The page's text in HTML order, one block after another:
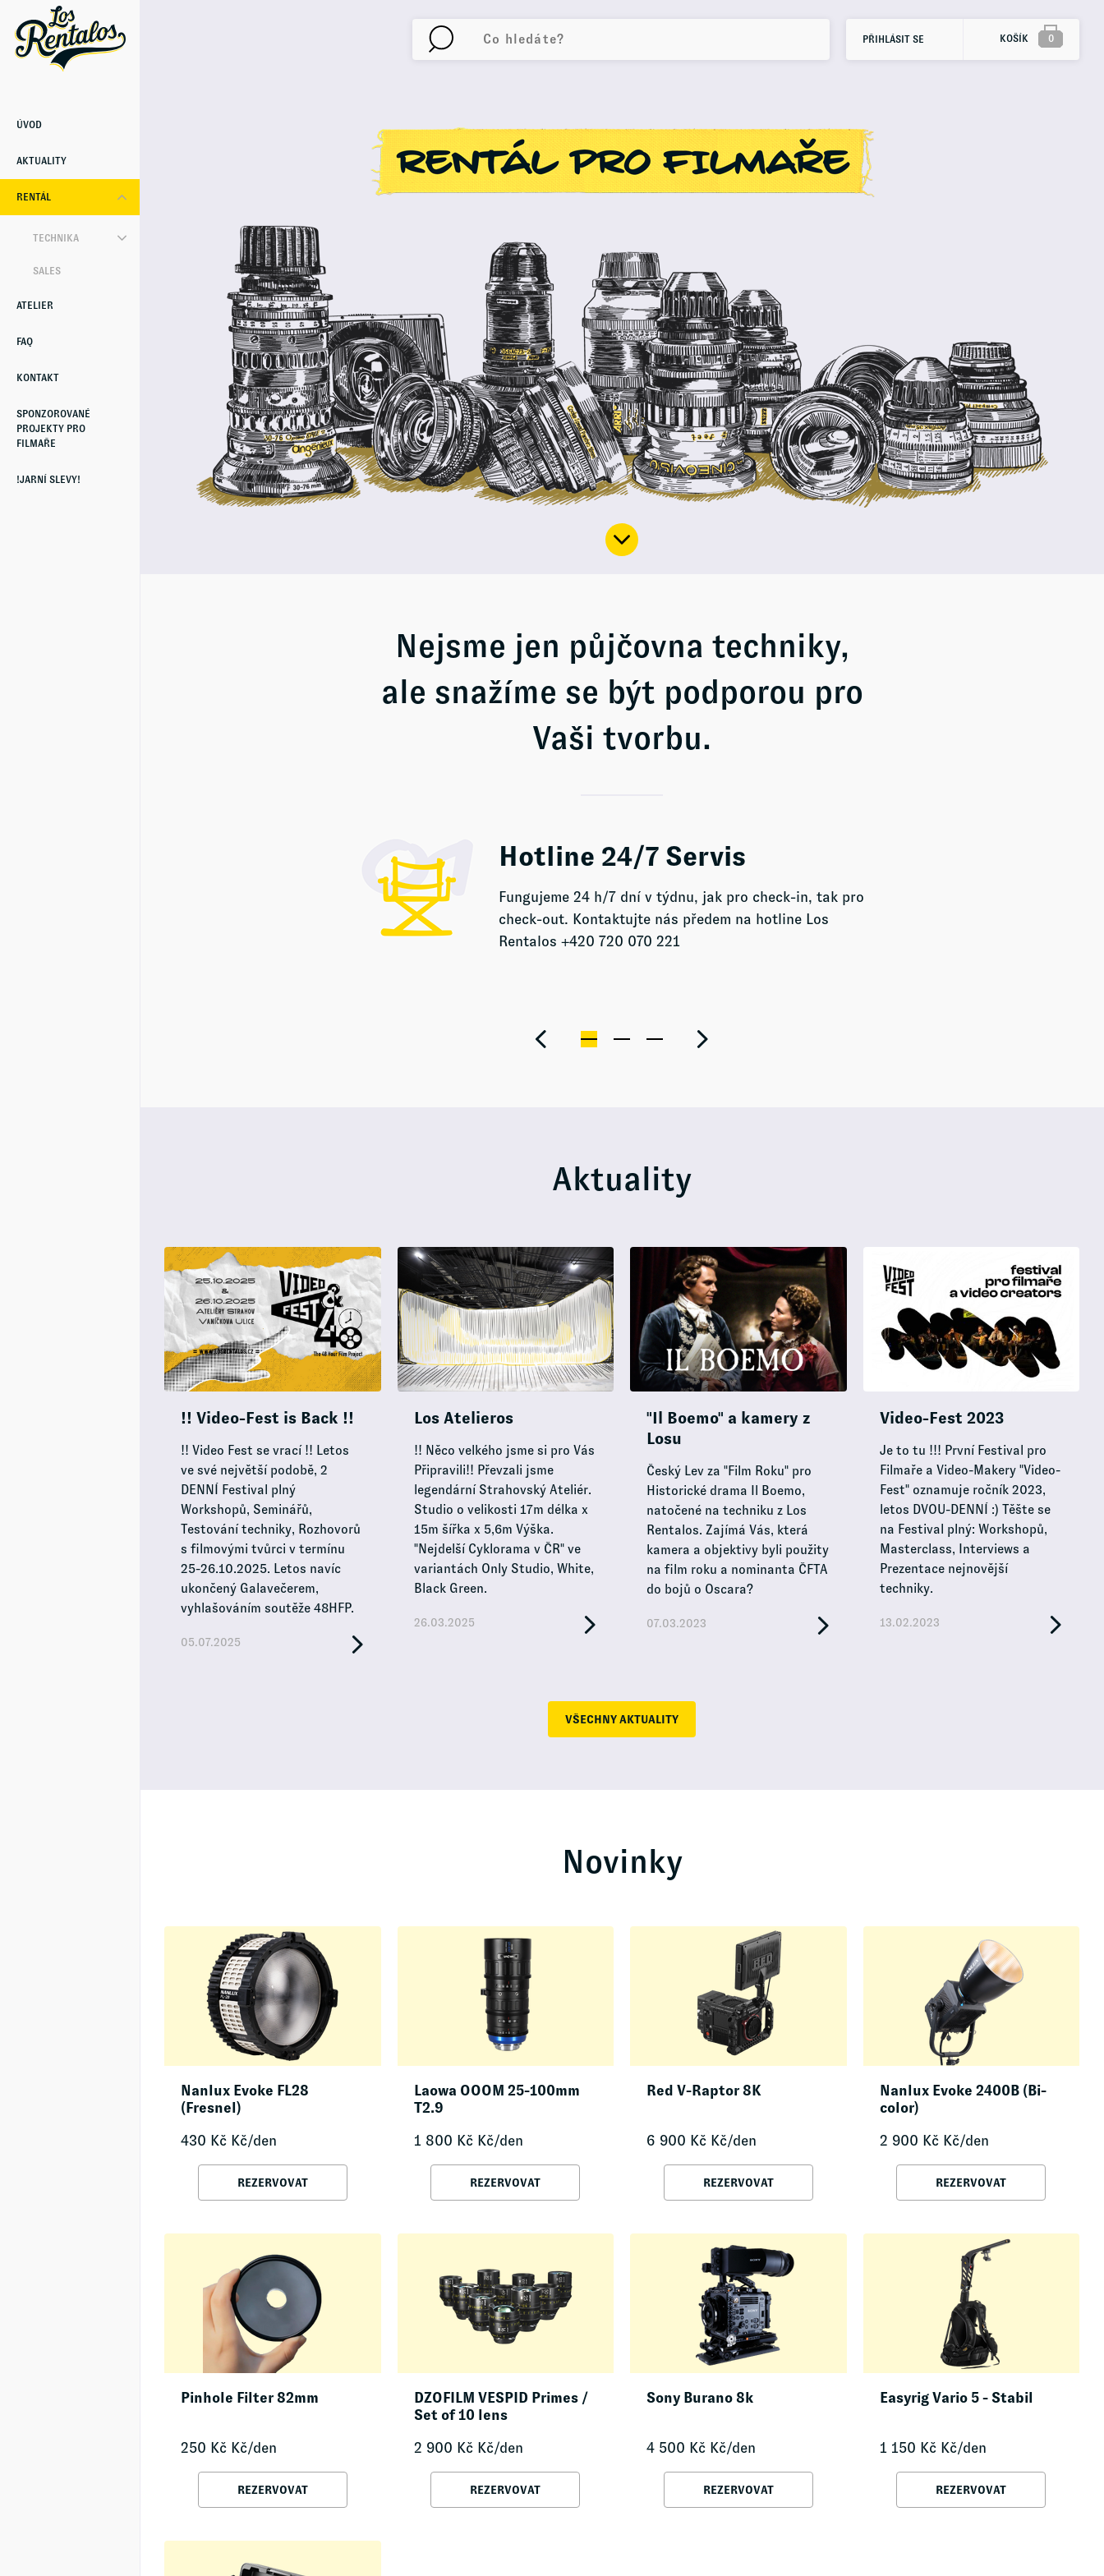
ÚVOD
AKTUALITY
RENTÁL
TECHNIKA
SALES
ATELIER
FAQ
KONTAKT
SPONZOROVANÉ
PROJEKTY PRO
FILMAŘE
!JARNÍ SLEVY!
PŘIHLÁSIT SE KOŠÍK 0
Nejsme jen půjčovna techniky,
ale snažíme se být podporou pro
Vaši tvorbu.
Hotline 24/7 Servis
Fungujeme 24 h/7 dní v týdnu, jak pro check-in, tak pro
check-out. Kontaktujte nás předem na hotline Los
Rentalos +420 720 070 221
Aktuality
!! Video-Fest is Back !!
!! Video Fest se vrací !! Letos
ve své největší podobě, 2
DENNÍ Festival plný
Workshopů, Seminářů,
Testování techniky, Rozhovorů
s filmovými tvůrci v termínu
25-26.10.2025. Letos navíc
ukončený Galavečerem,
vyhlašováním soutěže 48HFP.
05.07.2025
Los Atelieros
!! Něco velkého jsme si pro Vás
Připravili!! Převzali jsme
legendární Strahovský Ateliér.
Studio o velikosti 17m délka x
15m šířka x 5,6m Výška.
"Nejdelší Cyklorama v ČR" ve
variantách Only Studio, White,
Black Green.
26.03.2025
"Il Boemo" a kamery z
Losu
Český Lev za "Film Roku" pro
Historické drama Il Boemo,
natočené na techniku z Los
Rentalos. Zajímá Vás, která
kamera a objektivy byli použity
na film roku a nominanta ČFTA
do bojů o Oscara?
07.03.2023
Video-Fest 2023
Je to tu !!! První Festival pro
Filmaře a Video-Makery "Video-
Fest" oznamuje ročník 2023,
letos DVOU-DENNÍ :) Těšte se
na Festival plný: Workshopů,
Masterclass, Interviews a
Prezentace nejnovější
techniky.
13.02.2023
VŠECHNY AKTUALITY
Novinky
Nanlux Evoke FL28
(Fresnel)
430 Kč Kč/den
REZERVOVAT
Laowa OOOM 25-100mm
T2.9
1 800 KčKč/den
REZERVOVAT
Red V-Raptor 8K
6 900 Kč Kč/den
REZERVOVAT
Nanlux Evoke 2400B (Bi-
color)
2 900 KčKč/den
REZERVOVAT
Pinhole Filter 82mm
250 Kč Kč/den
REZERVOVAT
DZOFILM VESPID Primes /
Set of 10 lens
2 900 KčKč/den
REZERVOVAT
Sony Burano 8k
4 500 Kč Kč/den
REZERVOVAT
Easyrig Vario 5 - Stabil
1 150 KčKč/den
REZERVOVAT